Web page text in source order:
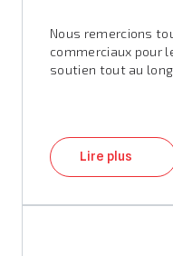
Nous remercions
commerciaux pour
soutien tout au
Lire plus